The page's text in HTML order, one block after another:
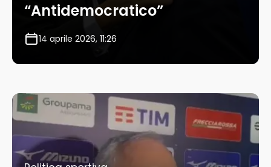
“Antidemocratico”
14 aprile 2026, 11:26